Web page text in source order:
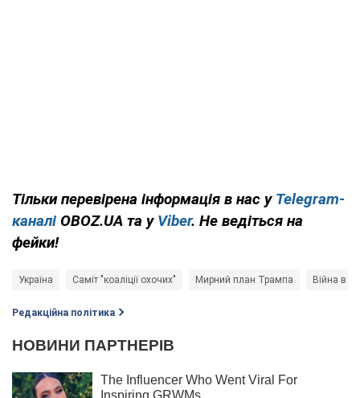
Тільки перевірена інформація в нас у Telegram-
каналі OBOZ.UA та у Viber. Не ведіться на
фейки!
Україна Саміт "коаліції охочих" Мирний план Трампа Війна в
Редакційна політика